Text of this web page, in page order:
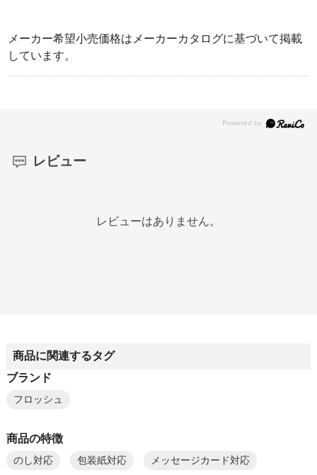
メーカー希望小売価格はメーカーカタログに基づいて掲載
しています。
レビュー
レビューはありません。
商品に関連するタグ
ブランド
フロッシュ
商品の特徴
のし対応 包装紙対応 メッセージカード対応